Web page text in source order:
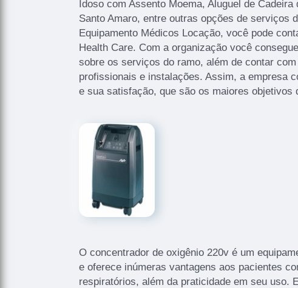
Idoso com Assento Moema, Aluguel de Cadeira
Santo Amaro, entre outras opções de serviços
Equipamento Médicos Locação, você pode
Health Care. Com a organização você
sobre os serviços do ramo, além de contar
profissionais e instalações. Assim, a empresa
e sua satisfação, que são os maiores objetivos
O concentrador de oxigênio 220v é um
e oferece inúmeras vantagens aos pacientes
respiratórios, além da praticidade em seu uso.